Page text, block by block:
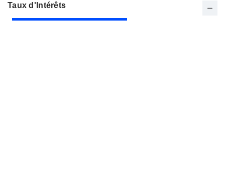
Taux d'Intérêts